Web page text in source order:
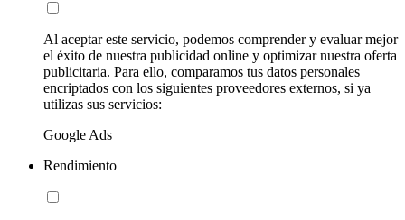
Al aceptar este servicio, podemos comprender y evaluar mejor
el éxito de nuestra publicidad online y optimizar nuestra oferta
publicitaria. Para ello, comparamos tus datos personales
encriptados con los siguientes proveedores externos, si ya
utilizas sus servicios:
Google Ads
Rendimiento